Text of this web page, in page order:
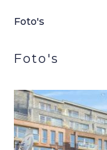
Foto's
Foto's